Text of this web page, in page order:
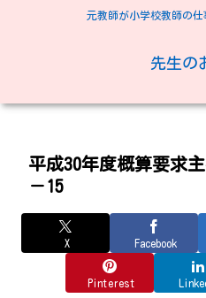
元教師が小学校教師の
先生の
平成30年度概算要求
－15
X Facebook
Pinterest